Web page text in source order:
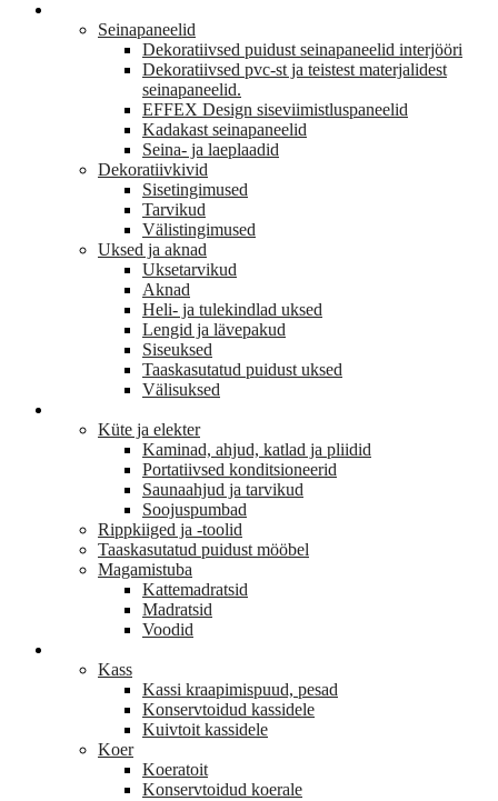
Seinapaneelid
Dekoratiivsed puidust seinapaneelid interjööri
Dekoratiivsed pvc-st ja teistest materjalidest
seinapaneelid.
EFFEX Design siseviimistluspaneelid
Kadakast seinapaneelid
Seina- ja laeplaadid
Dekoratiivkivid
Sisetingimused
Tarvikud
Välistingimused
Uksed ja aknad
Uksetarvikud
Aknad
Heli- ja tulekindlad uksed
Lengid ja lävepakud
Siseuksed
Taaskasutatud puidust uksed
Välisuksed
Küte ja elekter
Kaminad, ahjud, katlad ja pliidid
Portatiivsed konditsioneerid
Saunaahjud ja tarvikud
Soojuspumbad
Rippkiiged ja -toolid
Taaskasutatud puidust mööbel
Magamistuba
Kattemadratsid
Madratsid
Voodid
Kass
Kassi kraapimispuud, pesad
Konservtoidud kassidele
Kuivtoit kassidele
Koer
Koeratoit
Konservtoidud koerale